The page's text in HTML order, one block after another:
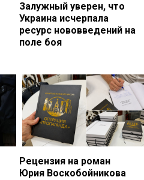
Залужный уверен, что
Украина исчерпала
ресурс нововведений на
поле боя
Рецензия на роман
Юрия Воскобойникова